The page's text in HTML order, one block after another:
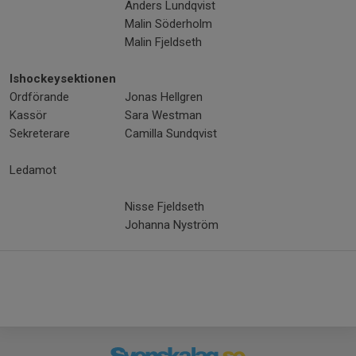
Anders Lundqvist
Malin Söderholm
Malin Fjeldseth
Ishockeysektionen
Ordförande
Jonas Hellgren
Kassör
Sara Westman
Sekreterare
Camilla Sundqvist
Ledamot
Nisse Fjeldseth
Johanna Nyström